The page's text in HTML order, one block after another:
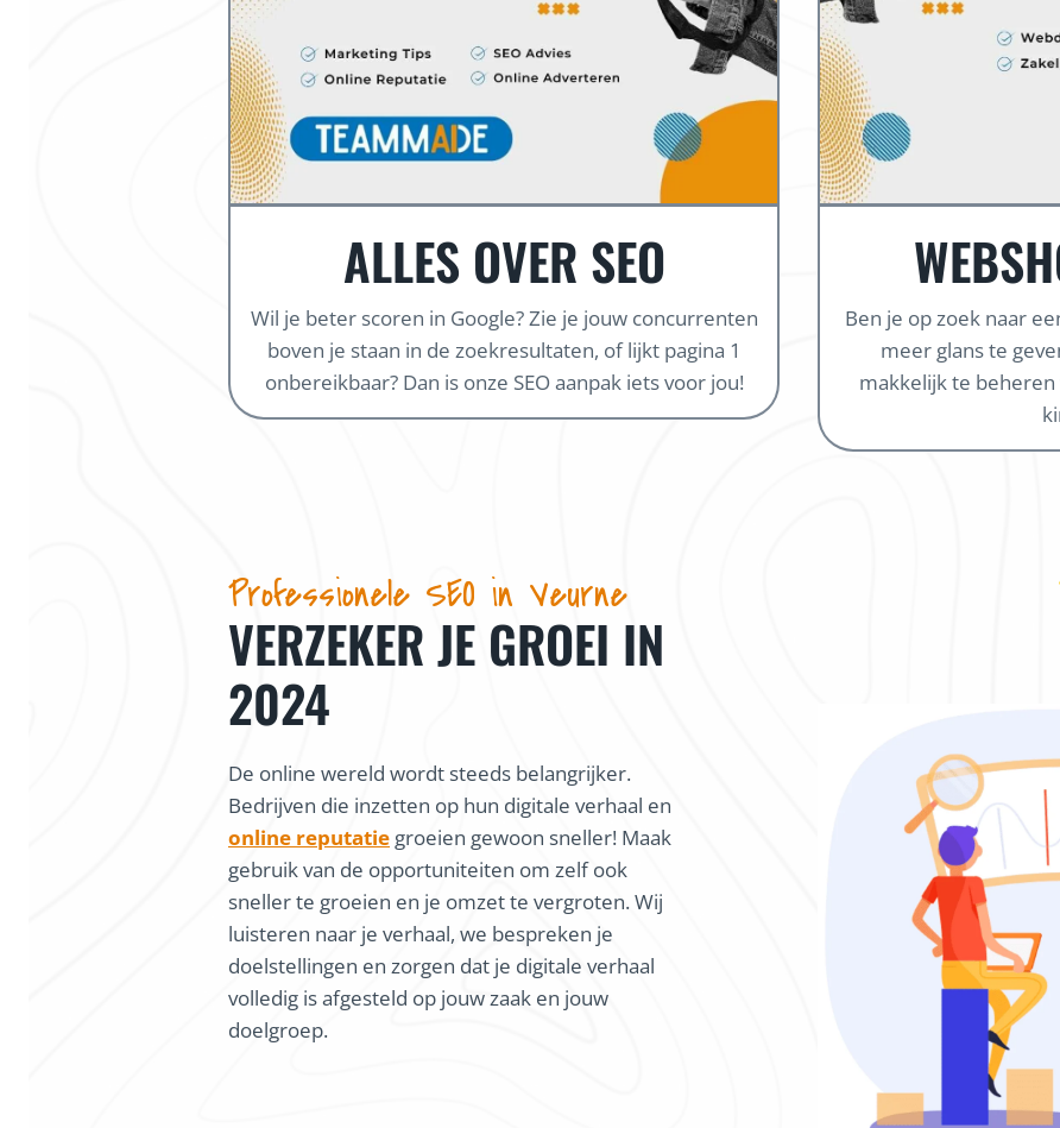
ALLES OVER SEO
Wil je beter scoren in Google? Zie je jouw concurrenten
boven je staan in de zoekresultaten, of lijkt pagina 1
onbereikbaar? Dan is onze SEO aanpak iets voor jou!
Ben je op zoek naar
meer glans te
makkelijk te
Professionele SEO in Veurne
VERZEKER JE GROEI IN
2024
De online wereld wordt steeds belangrijker.
Bedrijven die inzetten op hun digitale verhaal en
online reputatie groeien gewoon sneller! Maak
gebruik van de opportuniteiten om zelf ook
sneller te groeien en je omzet te vergroten. Wij
luisteren naar je verhaal, we bespreken je
doelstellingen en zorgen dat je digitale verhaal
volledig is afgesteld op jouw zaak en jouw
doelgroep.